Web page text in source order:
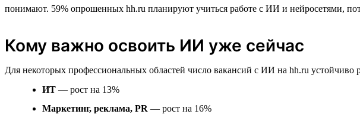
понимают. 59% опрошенных hh.ru планируют учиться работе с ИИ и нейросетями,
Кому важно освоить ИИ уже сейчас
Для некоторых профессиональных областей число вакансий с ИИ на hh.ru
ИТ — рост на 13%
Маркетинг, реклама, PR — рост на 16%